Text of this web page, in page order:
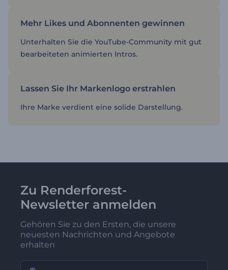
Mehr Likes und Abonnenten gewinnen
Unterhalten Sie die YouTube-Community mit gut
bearbeiteten animierten Intros.
Lassen Sie Ihr Markenlogo erstrahlen
Ihre Marke verdient eine solide Darstellung.
Zu Renderforest-
Newsletter anmelden
Gehören Sie zu den Ersten, die unsere
neuesten Nachrichten und Angebote
erhalten